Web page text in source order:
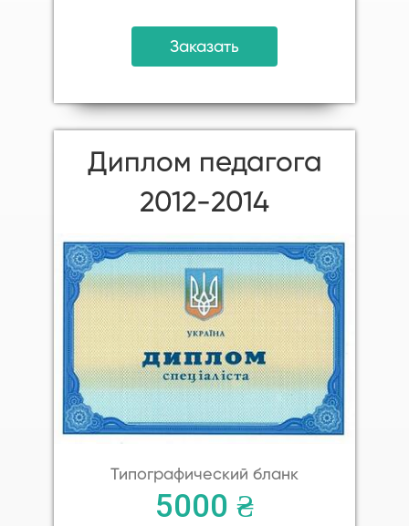
Заказать
Диплом педагога
2012-2014
Типографический бланк
5000 ₴